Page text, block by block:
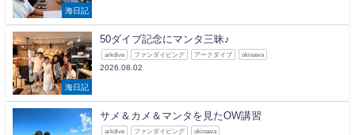
海日記
海日記
50ダイブ記念にマンタ三昧♪
arkdive ファンダイビング アークダイブ okinawa
2026.08.02
サメ＆カメ＆マンタを見たOW講習
arkdive ファンダイビング okinawa